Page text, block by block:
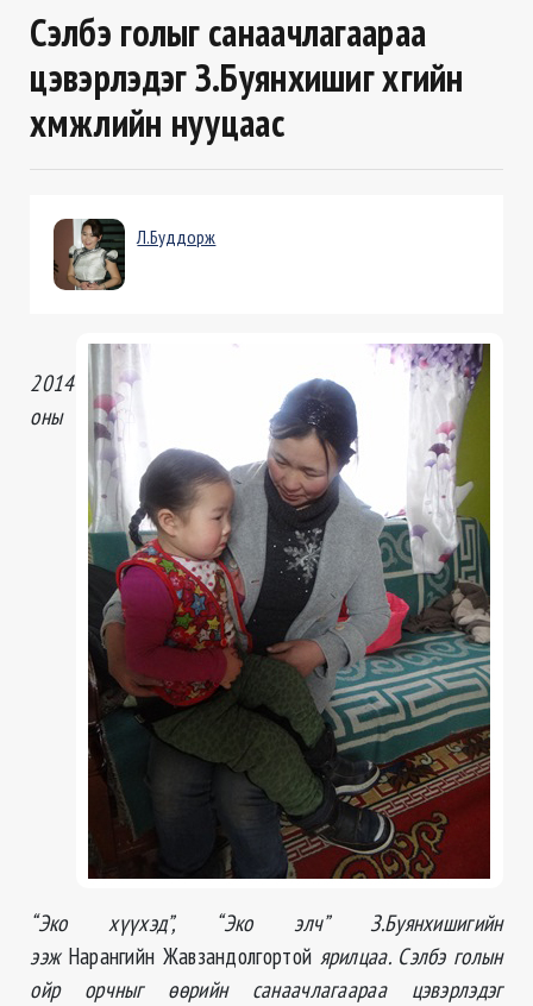
Сэлбэ голыг санаачлагаараа
цэвэрлэдэг З.Буянхишиг хүүгийн
хүмүүжлийн нууцаас
Л.Буддорж
2014
оны
“Эко хүүхэд”, “Эко элч” З.Буянхишигийн
ээж Нарангийн Жавзандолгортой ярилцаа. Сэлбэ голын
ойр орчныг өөрийн санаачлагаараа цэвэрлэдэг